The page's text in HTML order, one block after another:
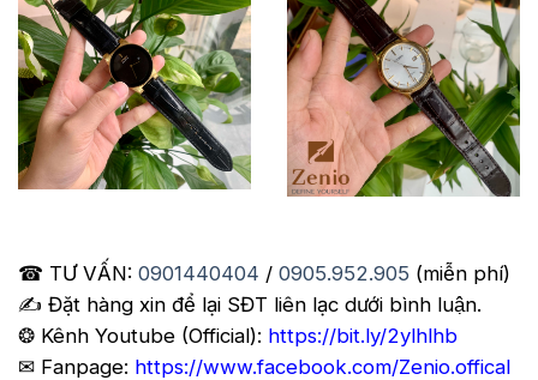
☎ TƯ VẤN: 0901440404 / 0905.952.905 (miễn phí)
✍️ Đặt hàng xin để lại SĐT liên lạc dưới bình luận.
❂ Kênh Youtube (Official): https://bit.ly/2ylhlhb
✉ Fanpage: https://www.facebook.com/Zenio.offical